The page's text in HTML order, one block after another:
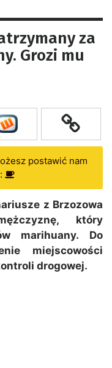
za
Grozi mu
postawić nam
z Brzozowa
który
marihuany. Do
miejscowości
drogowej.